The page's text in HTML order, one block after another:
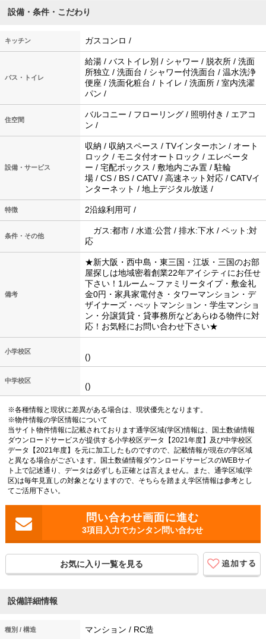
設備・条件・こだわり
キッチン ガスコンロ /
バス・トイレ
給湯 / バストイレ別 / シャワー / 脱衣所 / 洗面
所独立 / 洗面台 / シャワー付洗面台 / 温水洗浄
便座 / 洗面化粧台 / トイレ / 洗面所 / 室内洗濯
パン /
住空間
バルコニー / フローリング / 照明付き / エアコ
ン /
設備・サービス
収納 / 収納スペース / TVインターホン / オート
ロック / モニタ付オートロック / エレベータ
ー / 宅配ボックス / 敷地内ごみ置 / 駐輪
場 / CS / BS / CATV / 高速ネット対応 / CATVイ
ンターネット / 地上デジタル放送 /
特徴 2沿線利用可 /
条件・その他
ガス:都市 / 水道:公営 / 排水:下水 / ペット:対
応
備考
★新大阪・西中島・東三国・江坂・三国のお部
屋探しは地域密着創業22年アイシティにお任せ
下さい！1ルーム～ファミリータイプ・敷金礼
金0円・家具家電付き・タワーマンション・デ
ザイナーズ・ぺットマンション・学生マンショ
ン・分譲賃貸・貸事務所などあらゆる物件に対
応！お気軽にお問い合わせ下さい★
小学校区
()
中学校区
()
※各種情報と現状に差異がある場合は、現状優先となります。
※物件情報の学区情報について
当サイト物件情報に記載されております通学区域(学区)情報は、国土数値情報
ダウンロードサービスが提供する小学校区データ【2021年度】及び中学校区
データ【2021年度】を元に加工したものですので、記載情報が現在の学区域
と異なる場合がございます。国土数値情報ダウンロードサービスのWEBサイ
ト上で記述通り、データは必ずしも正確とは言えません。また、通学区域(学
区)は毎年見直しの対象となりますので、そちらを踏まえ学区情報は参考とし
てご活用下さい。
3項目入力でカンタン問い合わせ
お気に入り一覧を見る
設備詳細情報
種別 / 構造 マンション / RC造